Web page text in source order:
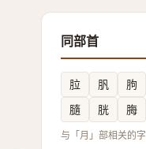
同部首
䏠 䏎 胊
膸
胱 脢
与「月」部相关的字